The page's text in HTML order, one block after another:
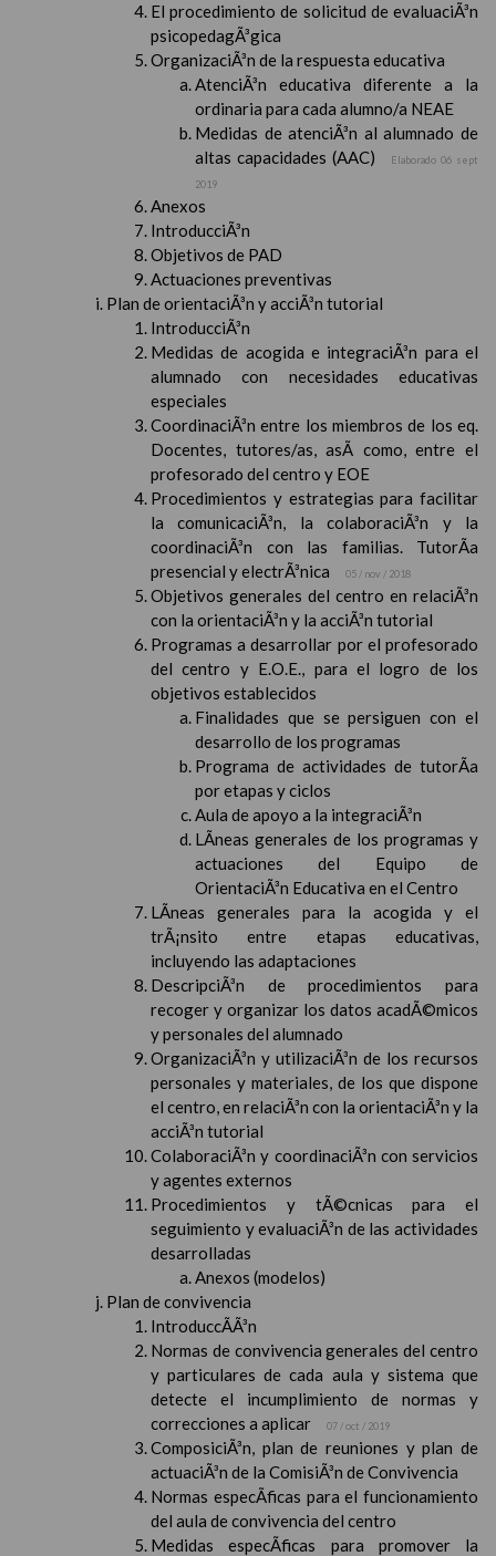
El procedimiento de solicitud de evaluaciÃ³n
psicopedagÃ³gica
OrganizaciÃ³n de la respuesta educativa
AtenciÃ³n educativa diferente a la
ordinaria para cada alumno/a NEAE
Medidas de atenciÃ³n al alumnado de
altas capacidades (AAC)
Elaborado 06 sept
2019
Anexos
IntroducciÃ³n
Objetivos de PAD
Actuaciones preventivas
Plan de orientaciÃ³n y acciÃ³n tutorial
IntroducciÃ³n
Medidas de acogida e integraciÃ³n para el
alumnado con necesidades educativas
especiales
CoordinaciÃ³n entre los miembros de los eq.
Docentes, tutores/as, asÃ­ como, entre el
profesorado del centro y EOE
Procedimientos y estrategias para facilitar
la comunicaciÃ³n, la colaboraciÃ³n y la
coordinaciÃ³n con las familias. TutorÃ­a
presencial y electrÃ³nica
05 / nov / 2018
Objetivos generales del centro en relaciÃ³n
con la orientaciÃ³n y la acciÃ³n tutorial
Programas a desarrollar por el profesorado
del centro y E.O.E., para el logro de los
objetivos establecidos
Finalidades que se persiguen con el
desarrollo de los programas
Programa de actividades de tutorÃ­a
por etapas y ciclos
Aula de apoyo a la integraciÃ³n
LÃ­neas generales de los programas y
actuaciones del Equipo de
OrientaciÃ³n Educativa en el Centro
LÃ­neas generales para la acogida y el
trÃ¡nsito entre etapas educativas,
incluyendo las adaptaciones
DescripciÃ³n de procedimientos para
recoger y organizar los datos acadÃ©micos
y personales del alumnado
OrganizaciÃ³n y utilizaciÃ³n de los recursos
personales y materiales, de los que dispone
el centro, en relaciÃ³n con la orientaciÃ³n y la
acciÃ³n tutorial
ColaboraciÃ³n y coordinaciÃ³n con servicios
y agentes externos
Procedimientos y tÃ©cnicas para el
seguimiento y evaluaciÃ³n de las actividades
desarrolladas
Anexos (modelos)
Plan de convivencia
IntroduccÃ­Ã³n
Normas de convivencia generales del centro
y particulares de cada aula y sistema que
detecte el incumplimiento de normas y
correcciones a aplicar
07 / oct / 2019
ComposiciÃ³n, plan de reuniones y plan de
actuaciÃ³n de la ComisiÃ³n de Convivencia
Normas especÃ­ficas para el funcionamiento
del aula de convivencia del centro
Medidas especÃ­ficas para promover la